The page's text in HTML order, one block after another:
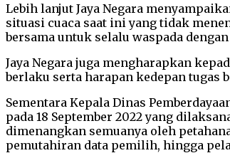
Lebih lanjut Jaya Negara
situasi cuaca saat ini yang tidak
bersama untuk selalu waspada
Jaya Negara juga mengharapkan
berlaku serta harapan kedepan tugas
Sementara Kepala Dinas
pada 18 September 2022 yang
dimenangkan semuanya oleh
pemutahiran data pemilih, hingga